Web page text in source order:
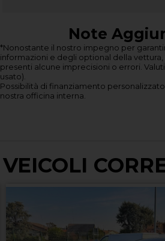
Note
*Nonostante il nostro impegno per
informazioni e degli optional della
presenti alcune imprecisioni o errori.
usato).
Possibilità di finanziamento personalizzato.
nostra officina interna.
VEICOLI